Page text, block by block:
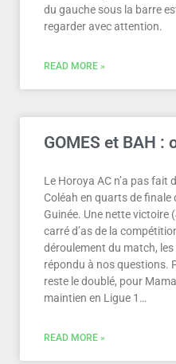
du gauche sous la barre
regarder avec attention.
READ MORE »
GOMES et BAH
Le Horoya AC n’a pas fait
Coléah en quarts de finale
Guinée. Une nette victoire
carré d’as de la
déroulement du match,
répondu à nos questions.
reste le doublé, pour
maintien en Ligue 1…
READ MORE »